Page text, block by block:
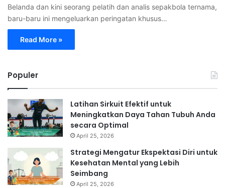
Belanda dan kini seorang pelatih dan analis sepakbola ternama,
baru-baru ini mengeluarkan peringatan khusus…
Read More »
Populer
Latihan Sirkuit Efektif untuk
Meningkatkan Daya Tahan Tubuh Anda
secara Optimal
April 25, 2026
Strategi Mengatur Ekspektasi Diri untuk
Kesehatan Mental yang Lebih
Seimbang
April 25, 2026